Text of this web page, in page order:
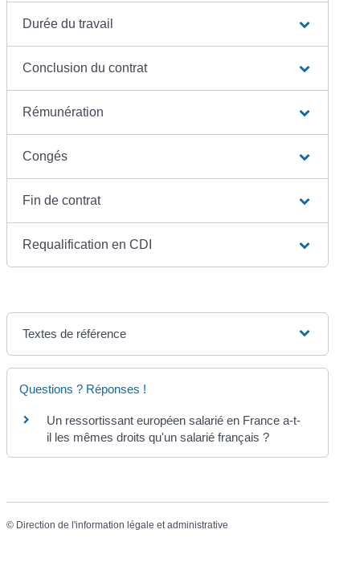
Durée du travail
Conclusion du contrat
Rémunération
Congés
Fin de contrat
Requalification en CDI
Textes de référence
Questions ? Réponses !
Un ressortissant européen salarié en France a-t-
il les mêmes droits qu'un salarié français ?
© Direction de l'information légale et administrative